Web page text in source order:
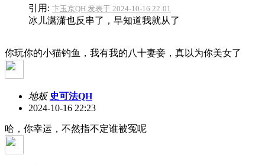
引用: 卞玉京QH 发表于 2024-10-16 22:01
冰儿潇潇也反串了，早知道我就从了
你玩你的小猫钓鱼，我有我的八十妻妾，真以为你美女了
地板 史可法QH
2024-10-16 22:23
哈，你幸运，不然指不定谁被冤呢